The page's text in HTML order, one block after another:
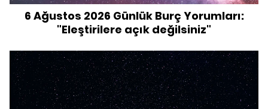
6 Ağustos 2026 Günlük Burç Yorumları:
"Eleştirilere açık değilsiniz"